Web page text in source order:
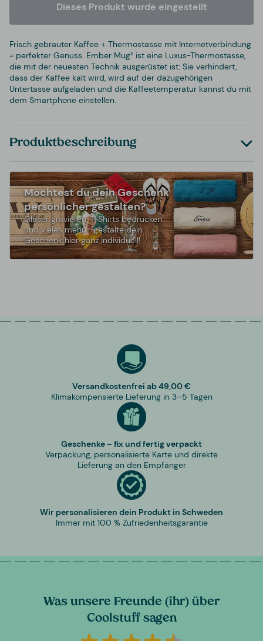
Dieses Produkt wurde eingestellt
Frisch gebrauter Kaffee + Thermostasse mit Internetverbindung
= perfekter Genuss. Ember Mug² ist eine Luxus-Thermostasse,
die mit der neuesten Technik ausgerüstet ist: Sie verhindert,
dass der Kaffee kalt wird, wird auf der dazugehörigen
Untertasse aufgeladen und die Kaffeetemperatur kannst du mit
dem Smartphone einstellen.
Produktbeschreibung
Möchtest du dein Geschenk
persönlicher gestalten?
Gläser gravieren, T-Shirts bedrucken
und vieles mehr - gestalte dein
Geschenk hier ganz individuell!
Versandkostenfrei ab 49,00 €
Klimakompensierte Lieferung in 3–5 Tagen
Geschenke – fix und fertig verpackt
Verpackung, personalisierte Karte und direkte
Lieferung an den Empfänger
Wir personalisieren dein Produkt in Schweden
Immer mit 100 % Zufriedenheitsgarantie
Was unsere Freunde (ihr) über
Coolstuff sagen